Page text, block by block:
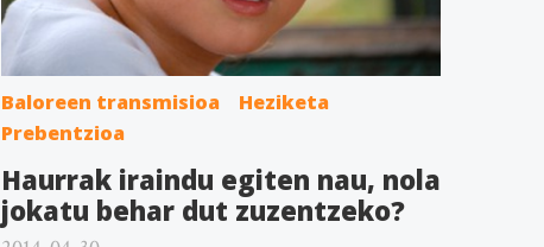
Baloreen transmisioa
Heziketa
Prebentzioa
Haurrak iraindu egiten nau, nola
jokatu behar dut zuzentzeko?